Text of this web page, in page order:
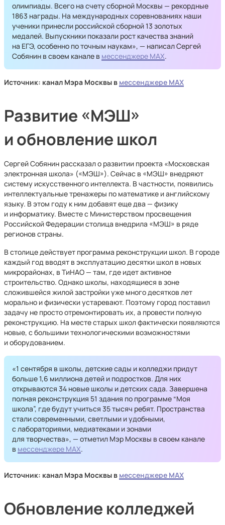
олимпиады. Всего на счету сборной Москвы — рекордные
1863 награды. На международных соревнованиях наши
ученики принесли российской сборной 13 золотых
медалей. Выпускники показали рост качества знаний
на ЕГЭ, особенно по точным наукам», — написал Сергей
Собянин в своем канале в мессенджере MAX.
Источник: канал Мэра Москвы в мессенджере MAX
Развитие «МЭШ»
и обновление школ
Сергей Собянин рассказал о развитии проекта «Московская
электронная школа» («МЭШ»). Сейчас в «МЭШ» внедряют
систему искусственного интеллекта. В частности, появились
интеллектуальные тренажеры по математике и английскому
языку. В этом году к ним добавят еще два — физику
и информатику. Вместе с Министерством просвещения
Российской Федерации столица внедрила «МЭШ» в ряде
регионов страны.
В столице действует программа реконструкции школ. В городе
каждый год вводят в эксплуатацию десятки школ в новых
микрорайонах, в ТиНАО — там, где идет активное
строительство. Однако школы, находящиеся в зоне
сложившейся жилой застройки уже много десятков лет
морально и физически устаревают. Поэтому город поставил
задачу не просто отремонтировать их, а провести полную
реконструкцию. На месте старых школ фактически появляются
новые, с большими технологическими возможностями
и оборудованием.
«1 сентября в школы, детские сады и колледжи придут
больше 1,6 миллиона детей и подростков. Для них
открываются 34 новые школы и детских сада. Завершена
полная реконструкция 51 здания по программе “Моя
школа”, где будут учиться 35 тысяч ребят. Пространства
стали современными, светлыми и удобными,
с лабораториями, медиатеками и зонами
для творчества», — отметил Мэр Москвы в своем канале
в мессенджере MAX.
Источник: канал Мэра Москвы в мессенджере MAX
Обновление колледжей